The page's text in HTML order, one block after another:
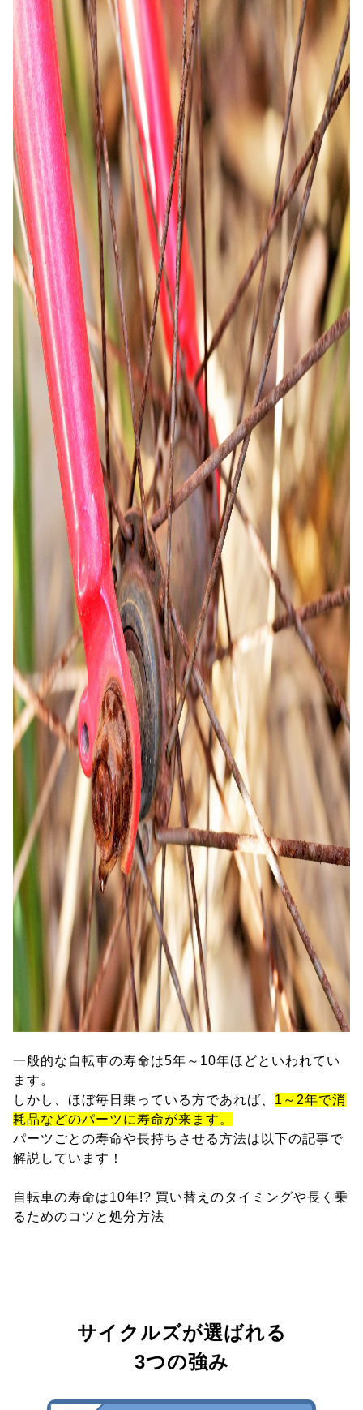
一般的な自転車の寿命は5年～10年ほどといわれてい
ます。
しかし、ほぼ毎日乗っている方であれば、 1～2年で消
耗品などのパーツに寿命が来ます。
パーツごとの寿命や長持ちさせる方法は以下の記事で
解説しています！
自転車の寿命は10年!? 買い替えのタイミングや長く乗
るためのコツと処分方法
サイクルズが選ばれる
3つの強み